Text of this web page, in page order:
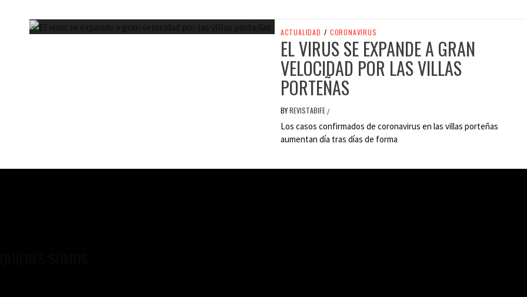
ACTUALIDAD / CORONAVIRUS
EL VIRUS SE EXPANDE A GRAN
VELOCIDAD POR LAS VILLAS
PORTEÑAS
BYREVISTABIFE /
Los casos confirmados de coronavirus en las villas porteñas
aumentan día tras días de forma